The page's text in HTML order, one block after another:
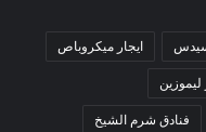
ايجار ميكروباص
ليموزين
فنادق شرم الشيخ